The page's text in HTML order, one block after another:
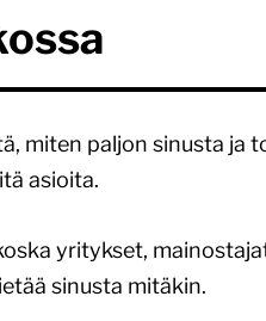
miten paljon sinusta ja
asioita.
yritykset,
sinusta mitäkin.